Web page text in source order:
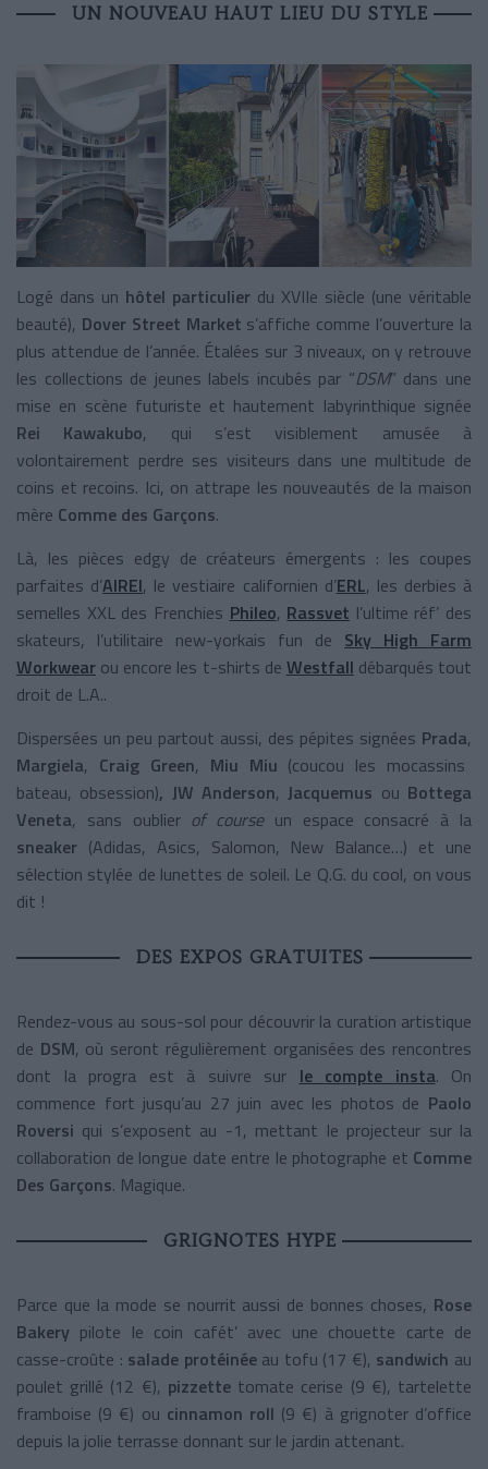
UN NOUVEAU HAUT LIEU DU STYLE
Logé dans un hôtel particulier du XVIIe siècle (une véritable
beauté), Dover Street Market s’affiche comme l’ouverture la
plus attendue de l’année. Étalées sur 3 niveaux, on y retrouve
les collections de jeunes labels incubés par “DSM” dans une
mise en scène futuriste et hautement labyrinthique signée
Rei Kawakubo, qui s’est visiblement amusée à
volontairement perdre ses visiteurs dans une multitude de
coins et recoins. Ici, on attrape les nouveautés de la maison
mère Comme des Garçons.
Là, les pièces edgy de créateurs émergents : les coupes
parfaites d’AIREI, le vestiaire californien d’ERL, les derbies à
semelles XXL des Frenchies Phileo, Rassvet l’ultime réf’ des
skateurs, l’utilitaire new-yorkais fun de Sky High Farm
Workwear ou encore les t-shirts de Westfall débarqués tout
droit de L.A..
Dispersées un peu partout aussi, des pépites signées Prada,
Margiela, Craig Green, Miu Miu (coucou les mocassins
bateau, obsession), JW Anderson, Jacquemus ou Bottega
Veneta, sans oublier of courseun espace consacré à la
sneaker (Adidas, Asics, Salomon, New Balance…) et une
sélection stylée de lunettes de soleil. Le Q.G. du cool, on vous
dit !
DES EXPOS GRATUITES
Rendez-vous au sous-sol pour découvrir la curation artistique
de DSM, où seront régulièrement organisées des rencontres
dont la progra est à suivre sur le compte insta. On
commence fort jusqu’au 27 juin avec les photos de Paolo
Roversi qui s’exposent au -1, mettant le projecteur sur la
collaboration de longue date entre le photographe et Comme
Des Garçons. Magique.
GRIGNOTES HYPE
Parce que la mode se nourrit aussi de bonnes choses, Rose
Bakery pilote le coin cafét’ avec une chouette carte de
casse-croûte : salade protéinéeau tofu (17 €), sandwich au
poulet grillé (12 €), pizzette tomate cerise (9 €), tartelette
framboise (9 €) ou cinnamon roll (9 €) à grignoter d’office
depuis la jolie terrasse donnant sur le jardin attenant.